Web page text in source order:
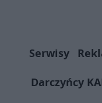
Serwisy
Darczyńcy